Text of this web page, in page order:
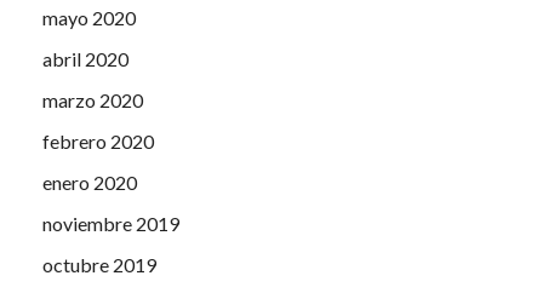
mayo 2020
abril 2020
marzo 2020
febrero 2020
enero 2020
noviembre 2019
octubre 2019